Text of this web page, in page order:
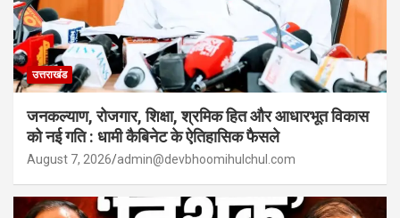
उत्तराखंड
जनकल्याण, रोजगार, शिक्षा, श्रमिक हित और आधारभूत विकास
को नई गति : धामी कैबिनेट के ऐतिहासिक फैसले
August 7, 2026 admin@devbhoomihulchul.com